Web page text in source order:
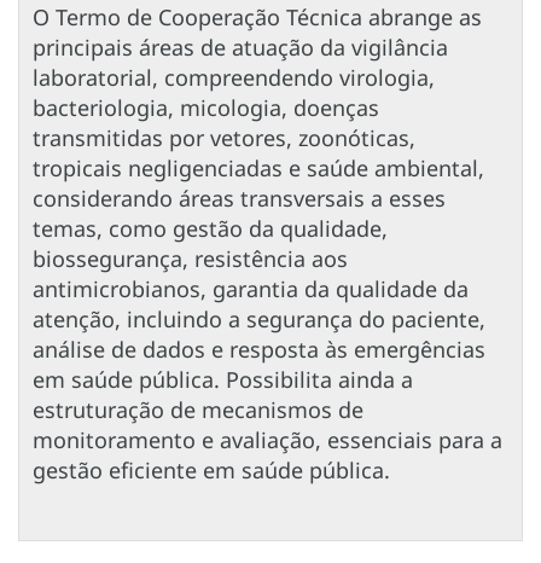
O Termo de Cooperação Técnica abrange as
principais áreas de atuação da vigilância
laboratorial, compreendendo virologia,
bacteriologia, micologia, doenças
transmitidas por vetores, zoonóticas,
tropicais negligenciadas e saúde ambiental,
considerando áreas transversais a esses
temas, como gestão da qualidade,
biossegurança, resistência aos
antimicrobianos, garantia da qualidade da
atenção, incluindo a segurança do paciente,
análise de dados e resposta às emergências
em saúde pública. Possibilita ainda a
estruturação de mecanismos de
monitoramento e avaliação, essenciais para a
gestão eficiente em saúde pública.